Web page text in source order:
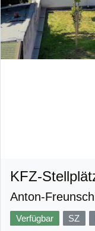
KFZ-
Anton-
Verfügbar SZ